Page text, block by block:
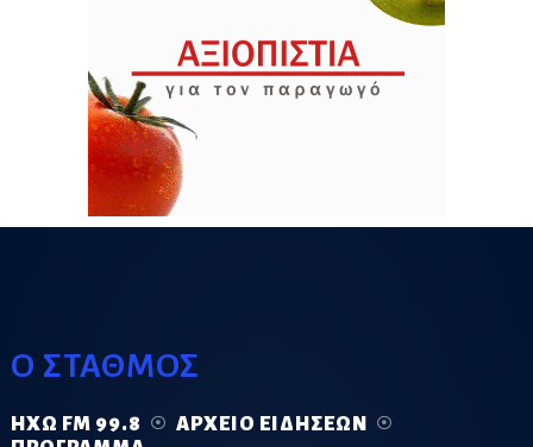
Ο ΣΤΑΘΜΟΣ
ΗΧΏ FM 99.8
ΑΡΧΕΊΟ ΕΙΔΉΣΕΩΝ